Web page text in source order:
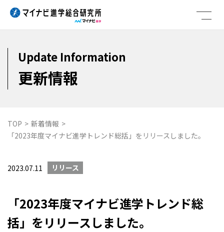
Update Information
更新情報
TOP > 新着情報 >
「2023年度マイナビ進学トレンド総括」をリリースしました。
リリース
2023.07.11
「2023年度マイナビ進学トレンド総
括」をリリースしました。